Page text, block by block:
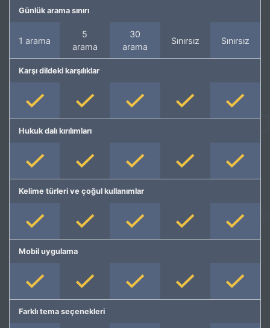
Günlük arama sınırı
1 arama
5
arama
30
arama
Sınırsız Sınırsız
Karşı dildeki karşılıklar
Hukuk dalı kırılımları
Kelime türleri ve çoğul kullanımlar
Mobil uygulama
Farklı tema seçenekleri